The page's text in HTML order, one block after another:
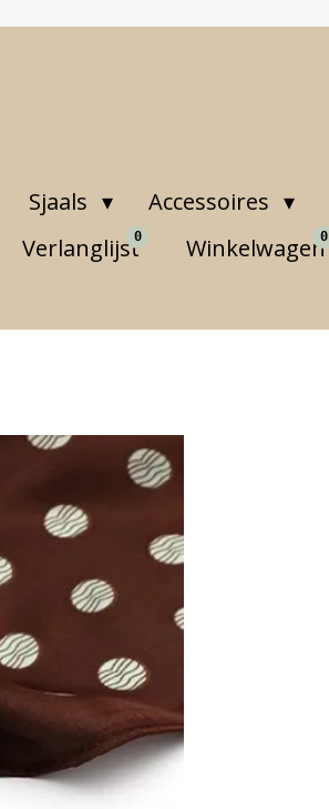
Sjaals Accessoires
0
Verlanglijst 0
Winkelwagen